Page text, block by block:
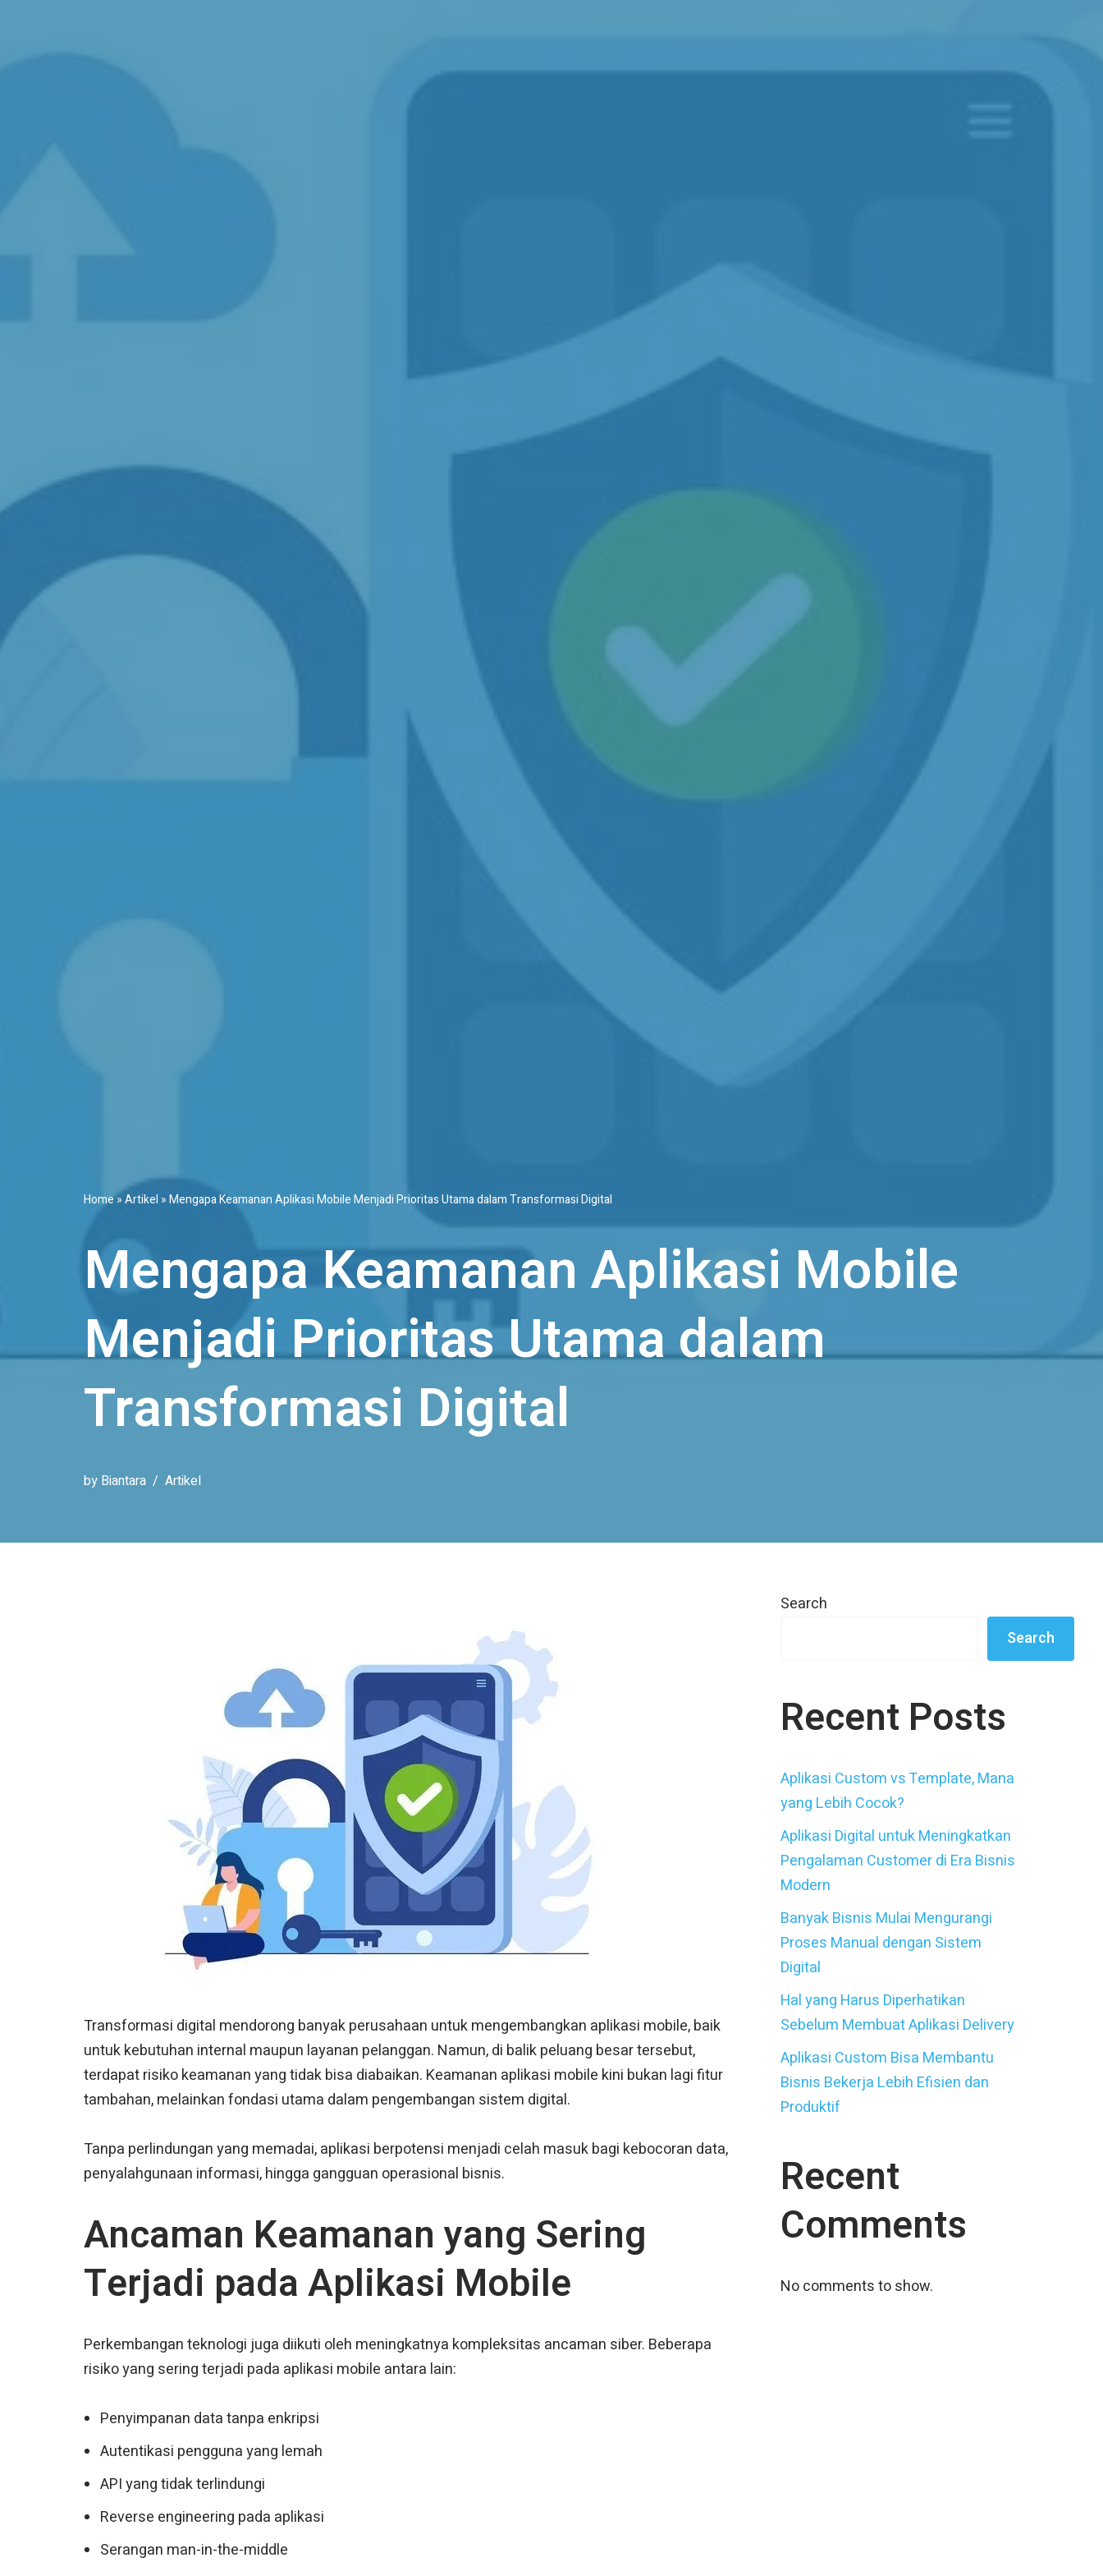
Home»Artikel »Mengapa Keamanan Aplikasi Mobile Menjadi Prioritas Utama dalam Transformasi Digital
Mengapa Keamanan Aplikasi Mobile
Menjadi Prioritas Utama dalam
Transformasi Digital
by Biantara Artikel
Transformasi digital mendorong banyak perusahaan untuk mengembangkan aplikasi mobile, baik
untuk kebutuhan internal maupun layanan pelanggan. Namun, di balik peluang besar tersebut,
terdapat risiko keamanan yang tidak bisa diabaikan. Keamanan aplikasi mobile kini bukan lagi fitur
tambahan, melainkan fondasi utama dalam pengembangan sistem digital.
Tanpa perlindungan yang memadai, aplikasi berpotensi menjadi celah masuk bagi kebocoran data,
penyalahgunaan informasi, hingga gangguan operasional bisnis.
Ancaman Keamanan yang Sering
Terjadi pada Aplikasi Mobile
Perkembangan teknologi juga diikuti oleh meningkatnya kompleksitas ancaman siber. Beberapa
risiko yang sering terjadi pada aplikasi mobile antara lain:
Penyimpanan data tanpa enkripsi
Autentikasi pengguna yang lemah
API yang tidak terlindungi
Reverse engineering pada aplikasi
Serangan man-in-the-middle
Search
Search
Recent Posts
Aplikasi Custom vs Template, Mana
yang Lebih Cocok?
Aplikasi Digital untuk Meningkatkan
Pengalaman Customer di Era Bisnis
Modern
Banyak Bisnis Mulai Mengurangi
Proses Manual dengan Sistem
Digital
Hal yang Harus Diperhatikan
Sebelum Membuat Aplikasi Delivery
Aplikasi Custom Bisa Membantu
Bisnis Bekerja Lebih Efisien dan
Produktif
Recent
Comments
No comments to show.